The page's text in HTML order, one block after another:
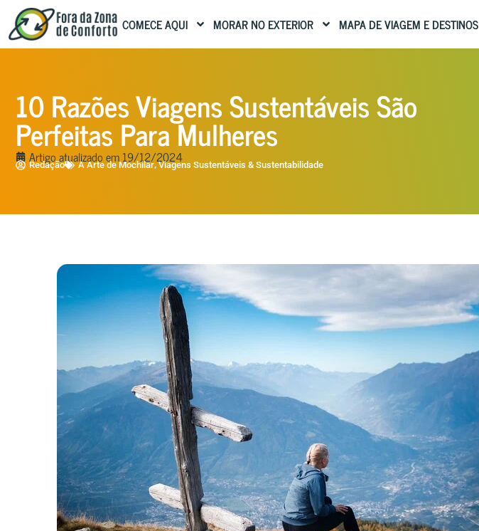
COMECE AQUI MORAR NO EXTERIOR MAPA DE VIAGEM E DESTINOS
10 Razões Viagens Sustentáveis ​​São
Perfeitas Para Mulheres
Artigo atualizado em19/12/2024
Redação A Arte de Mochilar,Viagens Sustentáveis & Sustentabilidade